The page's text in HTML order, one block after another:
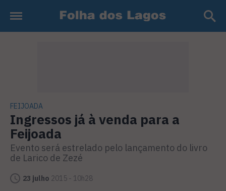
FEIJOADA
Ingressos já à venda para a
Feijoada
Evento será estrelado pelo lançamento do livro
de Larico de Zezé
23 julho 2015 - 10h28